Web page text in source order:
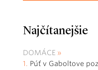
Najčítanejšie
DOMÁCE
Púť v Gaboltove